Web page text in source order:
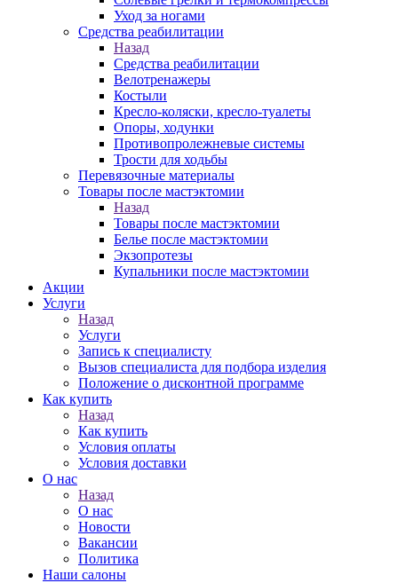
Уход за ногами
Средства реабилитации
Назад
Средства реабилитации
Велотренажеры
Костыли
Кресло-коляски, кресло-туалеты
Опоры, ходунки
Противопролежневые системы
Трости для ходьбы
Перевязочные материалы
Товары после мастэктомии
Назад
Товары после мастэктомии
Белье после мастэктомии
Экзопротезы
Купальники после мастэктомии
Акции
Услуги
Назад
Услуги
Запись к специалисту
Вызов специалиста для подбора изделия
Положение о дисконтной программе
Как купить
Назад
Как купить
Условия оплаты
Условия доставки
О нас
Назад
О нас
Новости
Вакансии
Политика
Наши салоны